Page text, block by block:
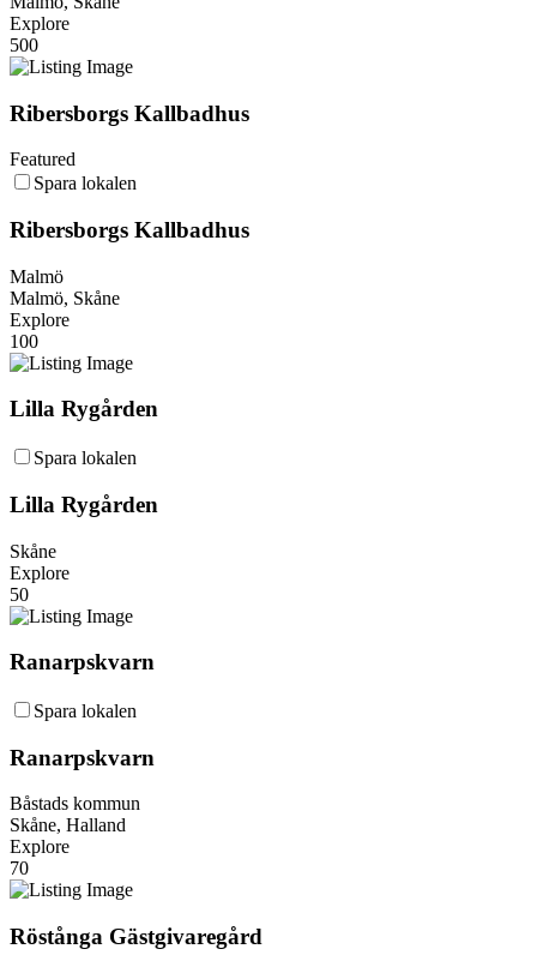
Explore
500
Ribersborgs Kallbadhus
Featured
Spara lokalen
Ribersborgs Kallbadhus
Malmö
Malmö, Skåne
Explore
100
Lilla Rygården
Spara lokalen
Lilla Rygården
Skåne
Explore
50
Ranarpskvarn
Spara lokalen
Ranarpskvarn
Båstads kommun
Skåne, Halland
Explore
70
Röstånga Gästgivaregård